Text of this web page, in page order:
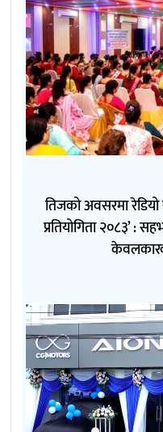
तिजको अवसरमा
प्रतियोगिता २०८३’ :